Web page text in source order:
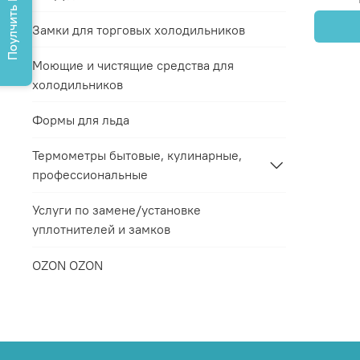
Замки для торговых холодильников
Моющие и чистящие средства для
холодильников
Формы для льда
Термометры бытовые, кулинарные,
профессиональные
Услуги по замене/установке
уплотнителей и замков
OZON OZON
Поулчить КП